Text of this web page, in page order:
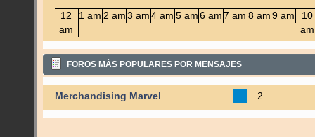
12
am
1 am 2 am 3 am 4 am 5 am 6 am 7 am 8 am 9 am
10
am
FOROS MÁS POPULARES POR MENSAJES
Merchandising Marvel 2